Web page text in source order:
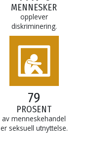
MENNESKER
opplever
diskriminering.
79
PROSENT
av menneskehandel
er seksuell utnyttelse.